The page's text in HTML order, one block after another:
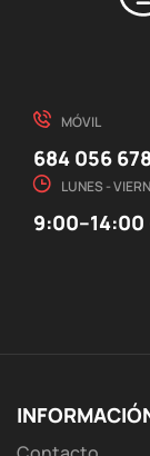
MÓVIL
684 056 678
LUNES -
9:00–14:00